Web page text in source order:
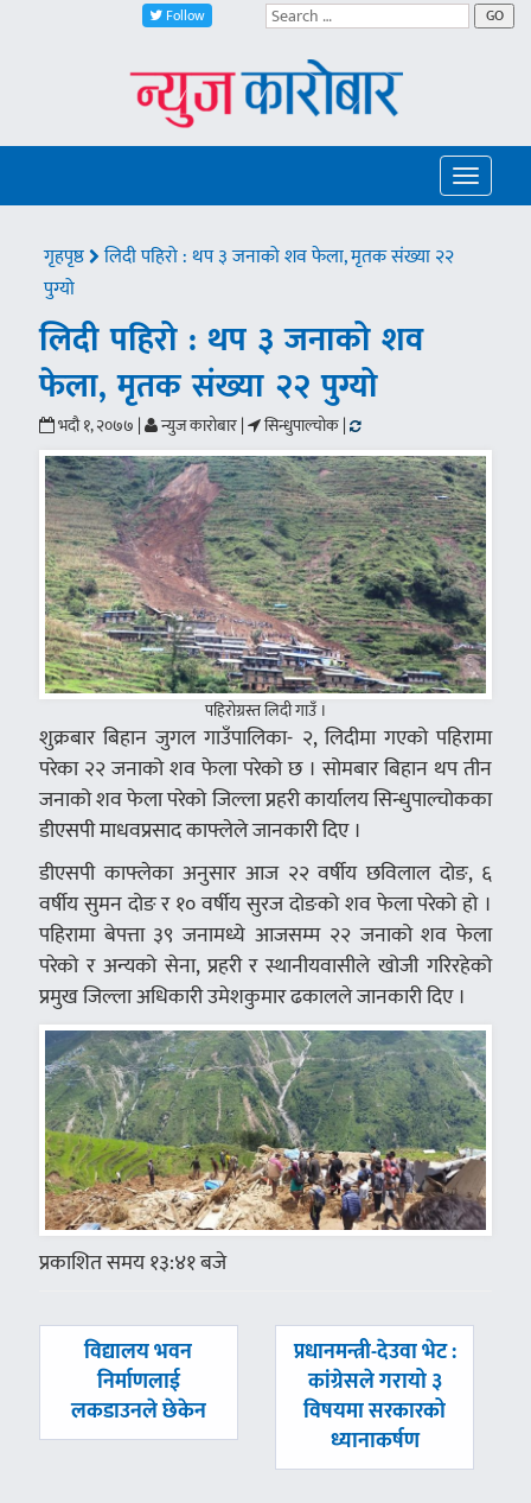
Follow GO
Toggle
गृहपृष्ठ
लिदी पहिरो : थप ३ जनाको शव फेला, मृतक संख्या २२
पुग्यो
लिदी पहिरो : थप ३ जनाको शव
फेला, मृतक संख्या २२ पुग्यो
भदौ १, २०७७ | न्युज कारोबार | सिन्धुपाल्चोक |
पहिरोग्रस्त लिदी गाउँ ।
शुक्रबार बिहान जुगल गाउँपालिका- २, लिदीमा गएको पहिरामा
परेका २२ जनाको शव फेला परेको छ । सोमबार बिहान थप तीन
जनाको शव फेला परेको जिल्ला प्रहरी कार्यालय सिन्धुपाल्चोकका
डीएसपी माधवप्रसाद काफ्लेले जानकारी दिए ।
डीएसपी काफ्लेका अनुसार आज २२ वर्षीय छविलाल दोङ, ६
वर्षीय सुमन दोङ र १० वर्षीय सुरज दोङको शव फेला परेको हो ।
पहिरामा बेपत्ता ३९ जनामध्ये आजसम्म २२ जनाको शव फेला
परेको र अन्यको सेना, प्रहरी र स्थानीयवासीले खोजी गरिरहेको
प्रमुख जिल्ला अधिकारी उमेशकुमार ढकालले जानकारी दिए ।
प्रकाशित समय १३:४१ बजे
पछिल्लाे
विद्यालय भवन
निर्माणलाई
लकडाउनले छेकेन
अघिल्लाे
प्रधानमन्त्री-देउवा भेट :
कांग्रेसले गरायो ३
विषयमा सरकारको
ध्यानाकर्षण